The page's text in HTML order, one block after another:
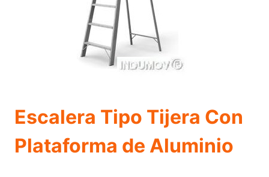
Escalera Tipo Tijera Con
Plataforma de Aluminio